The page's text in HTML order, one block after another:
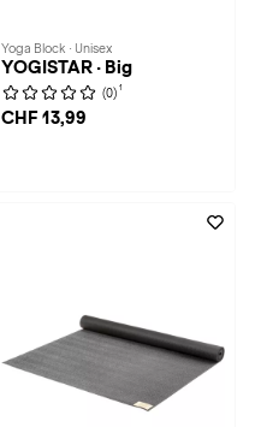
Yoga Block · Unisex
YOGISTAR · Big
(0) 1
CHF 13,99